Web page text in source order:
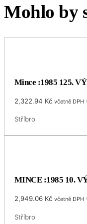
Mohlo by
Mince :1985 125.
2,322.94 Kč včetně DPH
Stříbro
MINCE :1985 10.
2,949.06 Kč včetně DPH
Stříbro